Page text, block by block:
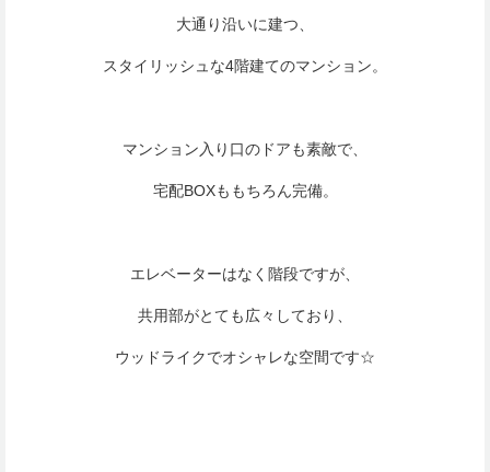
大通り沿いに建つ、
スタイリッシュな4階建てのマンション。
マンション入り口のドアも素敵で、
宅配BOXももちろん完備。
エレベーターはなく階段ですが、
共用部がとても広々しており、
ウッドライクでオシャレな空間です☆